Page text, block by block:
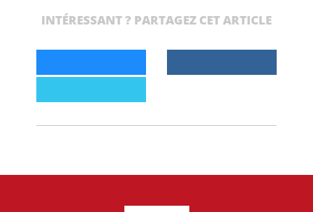
INTÉRESSANT ? PARTAGEZ CET ARTICLE